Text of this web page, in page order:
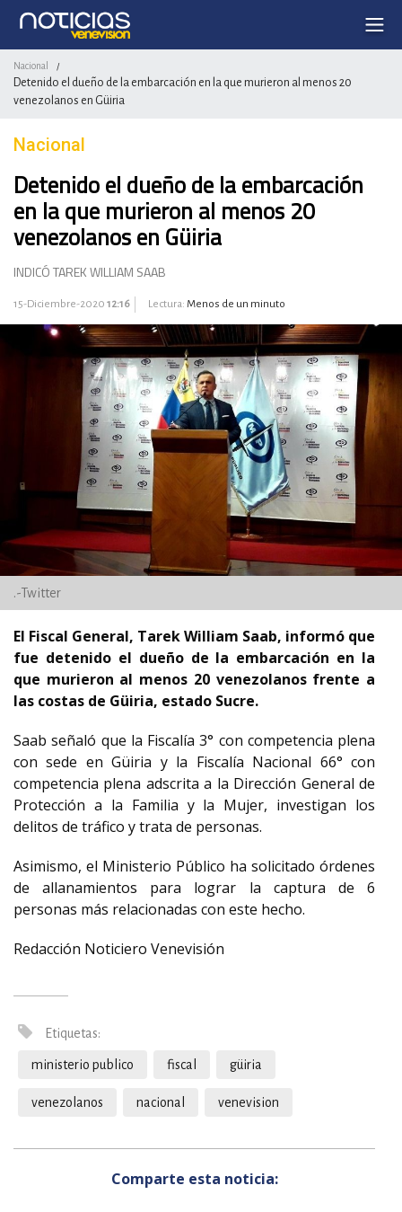
Nacional /
Detenido el dueño de la embarcación en la que murieron al menos 20
venezolanos en Güiria
Nacional
Detenido el dueño de la embarcación
en la que murieron al menos 20
venezolanos en Güiria
INDICÓ TAREK WILLIAM SAAB
15-Diciembre-2020 12:16 Lectura: Menos de un minuto
.-Twitter
El Fiscal General, Tarek William Saab, informó que
fue detenido el dueño de la embarcación en la
que murieron al menos 20 venezolanos frente a
las costas de Güiria, estado Sucre.
Saab señaló que la Fiscalía 3° con competencia plena
con sede en Güiria y la Fiscalía Nacional 66° con
competencia plena adscrita a la Dirección General de
Protección a la Familia y la Mujer, investigan los
delitos de tráfico y trata de personas.
Asimismo, el Ministerio Público ha solicitado órdenes
de allanamientos para lograr la captura de 6
personas más relacionadas con este hecho.
Redacción Noticiero Venevisión
Etiquetas:
ministerio publico fiscal güiria
venezolanos nacional venevision
Comparte esta noticia: